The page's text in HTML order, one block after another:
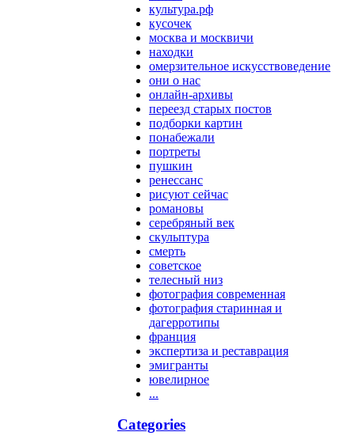
культура.рф
кусочек
москва и москвичи
находки
омерзительное искусствоведение
они о нас
онлайн-архивы
переезд старых постов
подборки картин
понабежали
портреты
пушкин
ренессанс
рисуют сейчас
романовы
серебряный век
скульптура
смерть
советское
телесный низ
фотография современная
фотография старинная и
дагерротипы
франция
экспертиза и реставрация
эмигранты
ювелирное
...
Categories